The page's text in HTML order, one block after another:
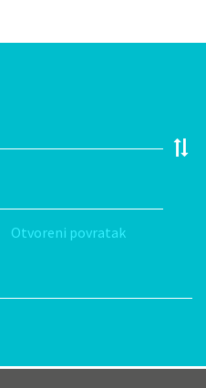
Otvoreni povratak